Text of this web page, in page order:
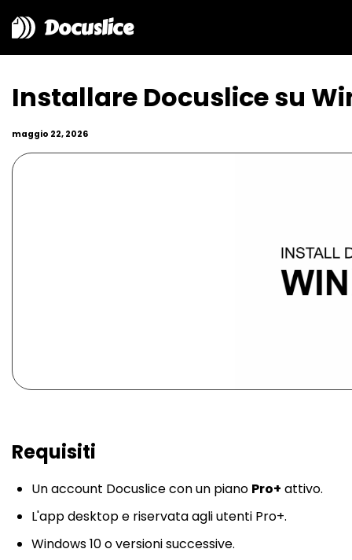
Docuslice
Installare Docuslice su
maggio 22, 2026
Requisiti
Un account Docuslice con un piano Pro+ attivo.
L'app desktop e riservata agli utenti Pro+.
Windows 10 o versioni successive.